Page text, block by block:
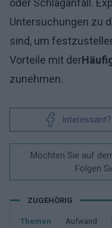
oder Schlaganfall.
Untersuchungen zu
sind, um
Vorteile mit der
zunehmen.
Möchten Sie auf
Folgen
ZUGEHÖRIG
Themen Aufwand